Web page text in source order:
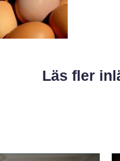
Läs fler